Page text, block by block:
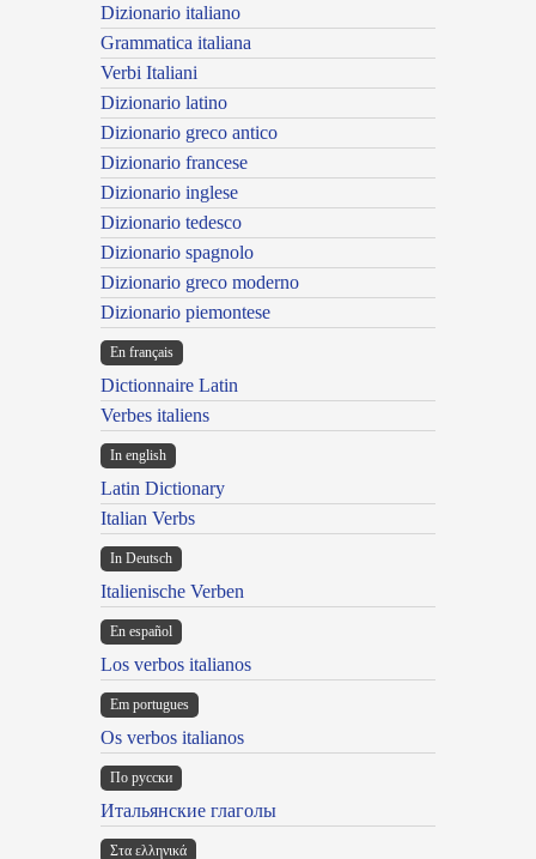
Dizionario italiano
Grammatica italiana
Verbi Italiani
Dizionario latino
Dizionario greco antico
Dizionario francese
Dizionario inglese
Dizionario tedesco
Dizionario spagnolo
Dizionario greco moderno
Dizionario piemontese
En français
Dictionnaire Latin
Verbes italiens
In english
Latin Dictionary
Italian Verbs
In Deutsch
Italienische Verben
En español
Los verbos italianos
Em portugues
Os verbos italianos
По русски
Итальянские глаголы
Στα ελληνικά